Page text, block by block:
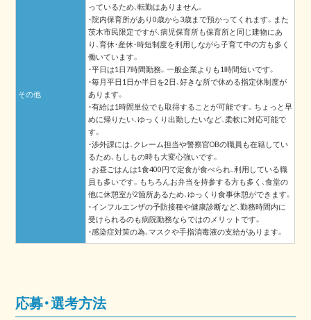
その他
っているため、転勤はありません。
・院内保育所があり0歳から3歳まで預かってくれます。また
茨木市民限定ですが、病児保育所も保育所と同じ建物にあ
り、育休・産休・時短制度を利用しながら子育て中の方も多く
働いています。
・平日は1日7時間勤務。一般企業よりも1時間短いです。
・毎月平日1日か半日を2日、好きな所で休める指定休制度が
あります。
・有給は1時間単位でも取得することが可能です。ちょっと早
めに帰りたい、ゆっくり出勤したいなど、柔軟に対応可能で
す。
・渉外課には、クレーム担当や警察官OBの職員も在籍してい
るため、もしもの時も大変心強いです。
・お昼ごはんは1食400円で定食が食べられ、利用している職
員も多いです。もちろんお弁当を持参する方も多く、食堂の
他に休憩室が2箇所あるため、ゆっくり食事休憩ができます。
・インフルエンザの予防接種や健康診断など、勤務時間内に
受けられるのも病院勤務ならではのメリットです。
・感染症対策の為、マスクや手指消毒液の支給があります。
応募・選考方法